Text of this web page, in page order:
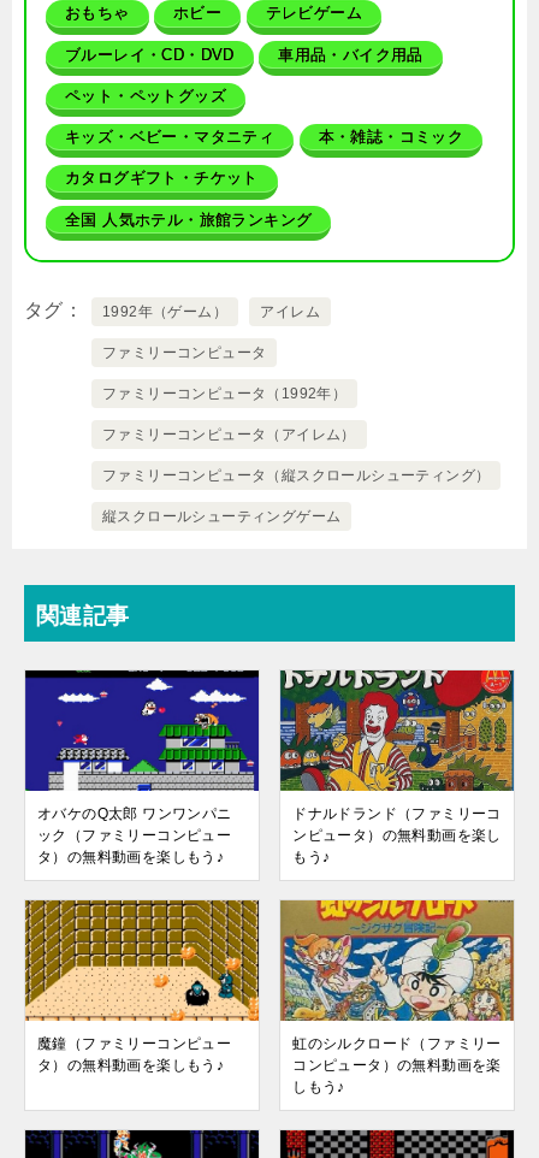
おもちゃ ホビー テレビゲーム
ブルーレイ・CD・DVD 車用品・バイク用品
ペット・ペットグッズ
キッズ・ベビー・マタニティ 本・雑誌・コミック
カタログギフト・チケット
全国 人気ホテル・旅館ランキング
タグ 1992年（ゲーム） アイレム
ファミリーコンピュータ
ファミリーコンピュータ（1992年）
ファミリーコンピュータ（アイレム）
ファミリーコンピュータ（縦スクロールシューティング）
縦スクロールシューティングゲーム
関連記事
オバケのQ太郎 ワンワンパニ
ック（ファミリーコンピュー
タ）の無料動画を楽しもう♪
ドナルドランド（ファミリーコ
ンピュータ）の無料動画を楽し
もう♪
魔鐘（ファミリーコンピュー
タ）の無料動画を楽しもう♪
虹のシルクロード（ファミリー
コンピュータ）の無料動画を楽
しもう♪